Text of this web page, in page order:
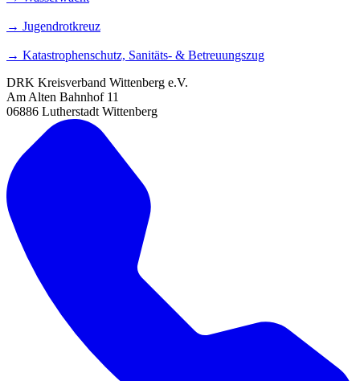
→ Jugendrotkreuz
→ Katastrophenschutz, Sanitäts- & Betreuungszug
DRK Kreisverband Wittenberg e.V.
Am Alten Bahnhof 11
06886 Lutherstadt Wittenberg